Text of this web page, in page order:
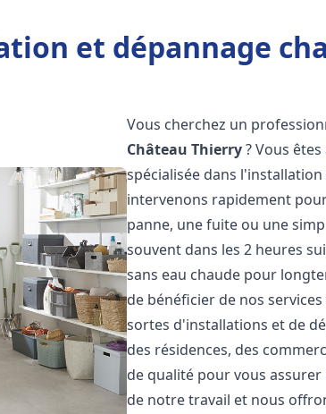
et dépannage
Vous cherchez un
Château Thierry? Vous
spécialisée dans
intervenons rapidement
panne, une fuite ou une
souvent dans les 2 heures
sans eau chaude pour
de bénéficier de nos
sortes d'installations et de
des résidences, des
de qualité pour vous
de notre travail et nous